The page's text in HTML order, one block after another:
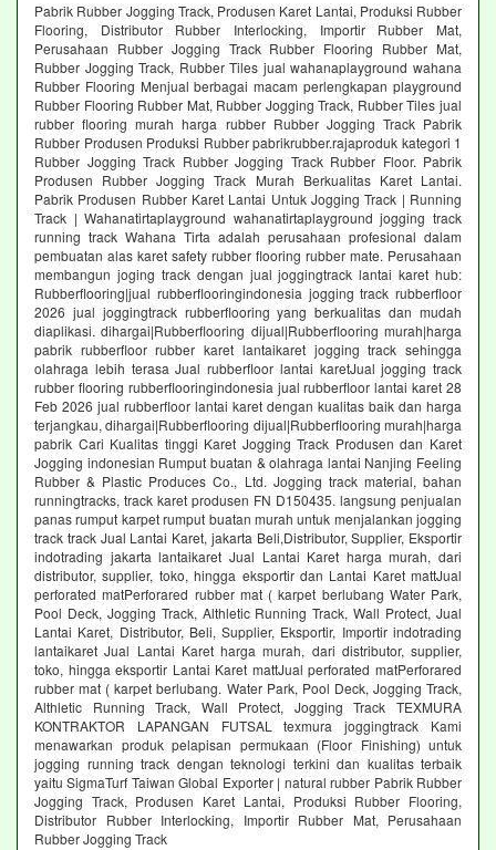
Pabrik Rubber Jogging Track, Produsen Karet Lantai, Produksi Rubber
Flooring, Distributor Rubber Interlocking, Importir Rubber Mat,
Perusahaan Rubber Jogging Track Rubber Flooring Rubber Mat,
Rubber Jogging Track, Rubber Tiles jual wahanaplayground wahana
Rubber Flooring Menjual berbagai macam perlengkapan playground
Rubber Flooring Rubber Mat, Rubber Jogging Track, Rubber Tiles jual
rubber flooring murah harga rubber Rubber Jogging Track Pabrik
Rubber Produsen Produksi Rubber pabrikrubber.rajaproduk kategori 1
Rubber Jogging Track Rubber Jogging Track Rubber Floor. Pabrik
Produsen Rubber Jogging Track Murah Berkualitas Karet Lantai.
Pabrik Produsen Rubber Karet Lantai Untuk Jogging Track | Running
Track | Wahanatirtaplayground wahanatirtaplayground jogging track
running track Wahana Tirta adalah perusahaan profesional dalam
pembuatan alas karet safety rubber flooring rubber mate. Perusahaan
membangun joging track dengan jual joggingtrack lantai karet hub:
Rubberflooring|jual rubberflooringindonesia jogging track rubberfloor
2026 jual joggingtrack rubberflooring yang berkualitas dan mudah
diaplikasi. dihargai|Rubberflooring dijual|Rubberflooring murah|harga
pabrik rubberfloor rubber karet lantaikaret jogging track sehingga
olahraga lebih terasa Jual rubberfloor lantai karetJual jogging track
rubber flooring rubberflooringindonesia jual rubberfloor lantai karet 28
Feb 2026 jual rubberfloor lantai karet dengan kualitas baik dan harga
terjangkau, dihargai|Rubberflooring dijual|Rubberflooring murah|harga
pabrik Cari Kualitas tinggi Karet Jogging Track Produsen dan Karet
Jogging indonesian Rumput buatan & olahraga lantai Nanjing Feeling
Rubber & Plastic Produces Co., Ltd. Jogging track material, bahan
runningtracks, track karet produsen FN D150435. langsung penjualan
panas rumput karpet rumput buatan murah untuk menjalankan jogging
track track Jual Lantai Karet, jakarta Beli,Distributor, Supplier, Eksportir
indotrading jakarta lantaikaret Jual Lantai Karet harga murah, dari
distributor, supplier, toko, hingga eksportir dan Lantai Karet mattJual
perforated matPerforared rubber mat ( karpet berlubang Water Park,
Pool Deck, Jogging Track, Althletic Running Track, Wall Protect, Jual
Lantai Karet, Distributor, Beli, Supplier, Eksportir, Importir indotrading
lantaikaret Jual Lantai Karet harga murah, dari distributor, supplier,
toko, hingga eksportir Lantai Karet mattJual perforated matPerforared
rubber mat ( karpet berlubang. Water Park, Pool Deck, Jogging Track,
Althletic Running Track, Wall Protect, Jogging Track TEXMURA
KONTRAKTOR LAPANGAN FUTSAL texmura joggingtrack Kami
menawarkan produk pelapisan permukaan (Floor Finishing) untuk
jogging running track dengan teknologi terkini dan kualitas terbaik
yaitu SigmaTurf Taiwan Global Exporter | natural rubber Pabrik Rubber
Jogging Track, Produsen Karet Lantai, Produksi Rubber Flooring,
Distributor Rubber Interlocking, Importir Rubber Mat, Perusahaan
Rubber Jogging Track